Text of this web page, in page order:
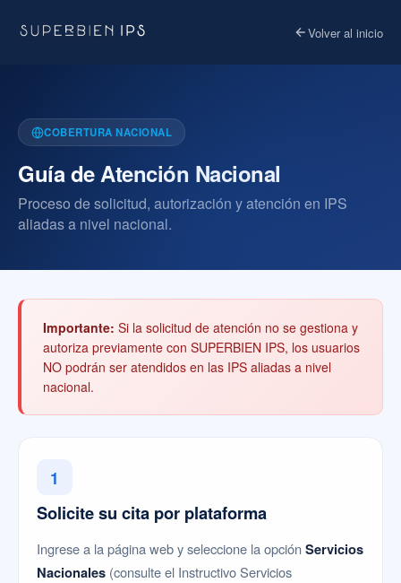
Volver al inicio
COBERTURA NACIONAL
Guía de Atención Nacional
Proceso de solicitud, autorización y atención en IPS
aliadas a nivel nacional.
Importante: Si la solicitud de atención no se gestiona y
autoriza previamente con SUPERBIEN IPS, los usuarios
NO podrán ser atendidos en las IPS aliadas a nivel
nacional.
1
Solicite su cita por plataforma
Ingrese a la página web y seleccione la opciónServicios
Nacionales (consulte el Instructivo Servicios